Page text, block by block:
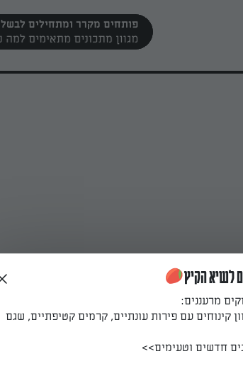
פותחים מקרר ומתחילים לבשל
לשיא הקיץ
מרעננים:
קינוחים עם פירות עונתיים, קרמים קטיפתיים, שגם
חדשים וטעימים>>